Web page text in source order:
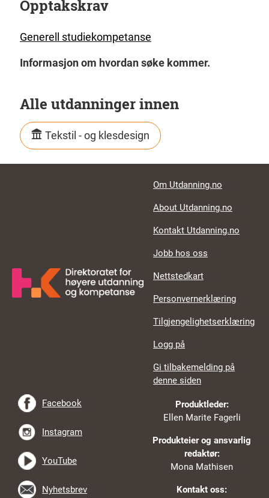
Opptakskrav
Generell studiekompetanse
Informasjon om hvordan søke kommer.
Alle utdanninger innen
Tekstil - og klesdesign
Footer links
Om Utdanning.no
About Utdanning.no
Kontakt Utdanning.no
Jobb hos oss
Nettstedkart
Personvernerklæring
Tilgjengelighetserklæring
Logg på
Gi tilbakemelding på
denne siden
Produktleder:
Ellen Marite Fagerli
Produkteier og ansvarlig
redaktør:
Mona Mathisen
Kontakt oss:
Facebook
Instagram
YouTube
Nyhetsbrev